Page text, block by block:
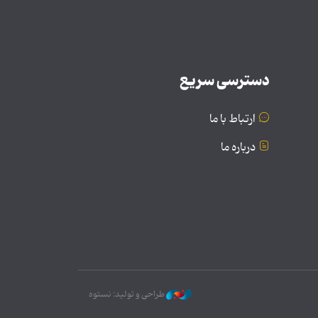
دسترسی سریع
ارتباط با ما
درباره ما
طراحی و تولید: نستوه